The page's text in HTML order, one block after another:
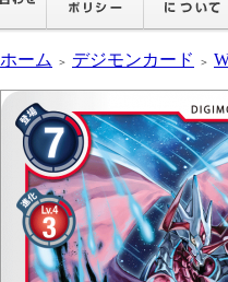
ホーム ＞ デジモンカード ＞